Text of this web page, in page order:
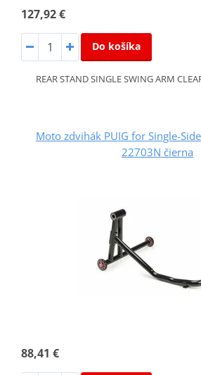
127,92 €
Do košíka
REAR STAND SINGLE SWING ARM
Moto zdvihák PUIG for Single-
22703N čierna
88,41 €